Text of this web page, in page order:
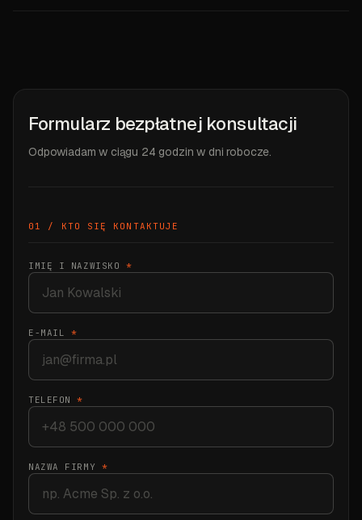
Formularz bezpłatnej konsultacji
Odpowiadam w ciągu 24 godzin w dni robocze.
01 / KTO SIĘ KONTAKTUJE
IMIĘ I NAZWISKO *
E-MAIL *
TELEFON*
NAZWA FIRMY *